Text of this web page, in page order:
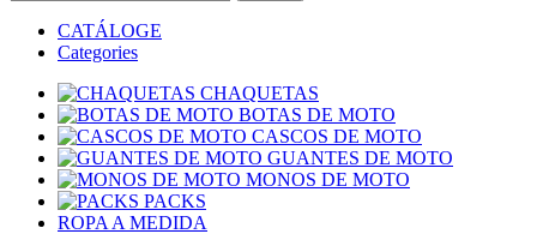
CATÁLOGE
Categories
CHAQUETAS
BOTAS DE MOTO
CASCOS DE MOTO
GUANTES DE MOTO
MONOS DE MOTO
PACKS
ROPA A MEDIDA